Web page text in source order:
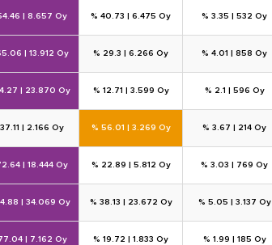
8.657 Oy % 40.73 6.475 Oy % 3.35 532 Oy
13.912 Oy % 29.3 6.266 Oy % 4.01 858 Oy
23.870 Oy % 12.71 3.599 Oy % 2.1 596 Oy
2.166 Oy % 56.01 3.269 Oy % 3.67 214 Oy
18.444 Oy % 22.89 5.812 Oy % 3.03 769 Oy
34.069 Oy % 38.13 23.672 Oy % 5.05 3.137 Oy
7.162 Oy % 19.72 1.833 Oy % 1.99 185 Oy